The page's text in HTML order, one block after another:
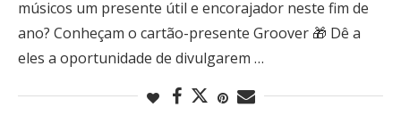
músicos um presente útil e encorajador neste fim de
ano? Conheçam o cartão-presente Groover 🎁 Dê a
eles a oportunidade de divulgarem …